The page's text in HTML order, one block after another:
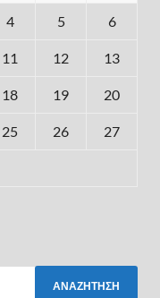
4 5 6
11 12 13
18 19 20
25 26 27